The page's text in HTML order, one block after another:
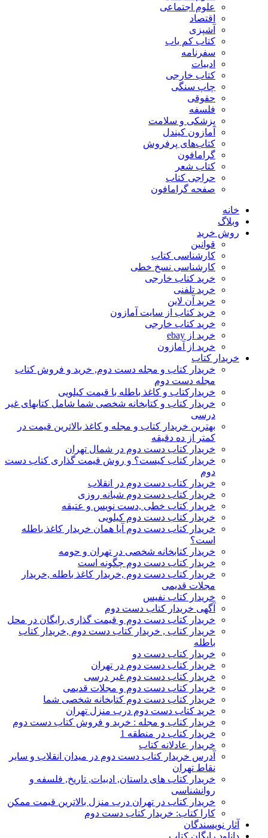
علوم اجتماعی
اقتصاد
آشپزی
کتاب کم یاب
سفرنامه
ادبیات
کتاب خارجی
چاپ سنگی
حقوقی
فلسفه
پزشکی و سلامت
آمازون کیندل
کتاب‌های پرفروش
گرامافون
کتاب شعر
حراجی کتاب
صفحه گرامافون
خانه
وبلاگ
روش خرید
قوانین
کارشناسی کتاب
کارشناسی نسخ خطی
خرید کتاب خارجی
خرید تلفنی
خرید آن لاین
خرید کتاب از سایت آمازون
خرید کتاب خارجی
خرید از ebay
خرید از آمازون
خریدار کتاب
خریدار کتاب و مجله دست دوم, خرید و فروش کتاب
مجله دست دوم
خریدارکتاب و کاغذ باطله با قیمت کیلویی
خریدار کتاب و کتابخانه شخصی شما شامل کتابهای غیر
درسی
بهترین خریدار کتاب و مجله و کاغذ بالاترین قیمت در
کمتر از ده دقیقه
خریدار کتاب دست دوم در شمال تهران
خریدار کتاب کیست؟ و روش قیمت گذاری کتاب دست
دوم
خریدار کتاب دست دوم در انقلاب
خریدار کتاب دست دوم شبانه روزی
خریدار کتاب خطی ,دست نویس و عتیقه
خریدار کتاب دست دوم کیلویی
خریدار کتاب دست دوم آیا همان خریدار کاغذ باطله
است؟
خریدار کتابخانه شخصی در تهران و حومه
خریدار کتاب دست دوم چگونه است
خریدار کتاب دست دوم ,خریدار کاغذ باطله ,خریدار
مجلات قدیمی
خریدار کتاب نفیس
آگهی خریدار کتاب دست دوم
خریدار کتاب دست دوم و قیمت گذاری رایگان در محل
خریدار کتاب , خریدار کتاب دست دوم ,خریدار کتاب
باطله
خریدار کتاب دست دو
خریدار کتاب دست دوم در تهران
خریدار کتاب دست دوم غیر درسی
خریدار کتاب دست دوم و مجلات قدیمی
خریدار کتاب دست دوم کتابخانه شخصی شما
خرید کتاب دست دوم درب منزل تهران
خریدار کتاب و مجله : خرید و فروش کتاب دست دوم
خریدار کتاب در منطقه 1
خریدار عادلانه کتاب
آدرس خریدار کتاب دست دوم در میدان انقلاب و سایر
نقاط تهران
خریدار کتاب های داستان, ادبیات, تاریخ, فلسفه و
روانشناسی
خریدار کتاب در تهران درب منزل بالاترین قیمت ممکن
کارا کتاب: خریدار کتاب دست دوم
آثار نویسندگان